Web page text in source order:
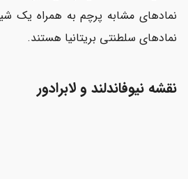
نمادهای مشابه پرچم به همراه یک
نمادهای سلطنتی بریتانیا هستند.
نقشه نیوفاندلند و لابرادور